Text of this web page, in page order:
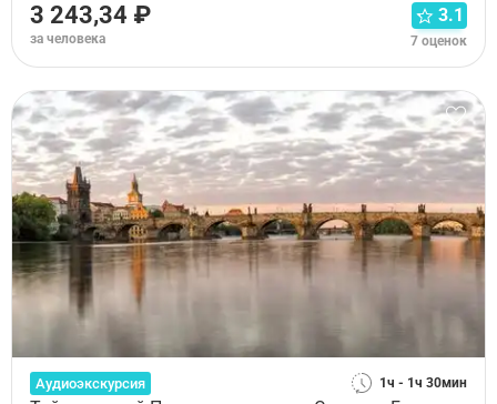
3 243,34 ₽
за человека
3.1
7 оценок
Аудиоэкскурсия 1ч - 1ч 30мин